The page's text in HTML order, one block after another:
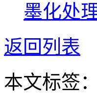
墨化处
返回列表
本文标签：